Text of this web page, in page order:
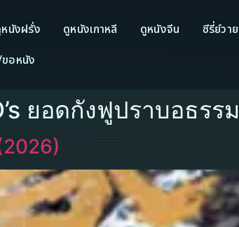
นังฝรั่ง ดูหนังเกาหลี ดูหนังจีน
ซีรี่ย์วาย
อหนัง
ยอดกังฟูปราบอธรรม